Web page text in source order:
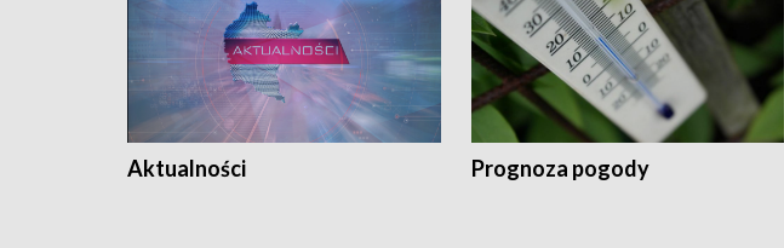
Aktualności Prognoza pogody